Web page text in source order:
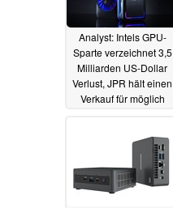
Analyst: Intels GPU-
Sparte verzeichnet 3,5
Milliarden US-Dollar
Verlust, JPR hält einen
Verkauf für möglich